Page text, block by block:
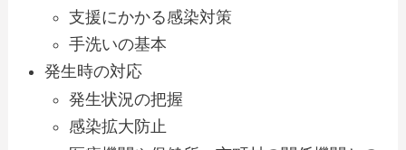
支援にかかる感染対策
手洗いの基本
発生時の対応
発生状況の把握
感染拡大防止